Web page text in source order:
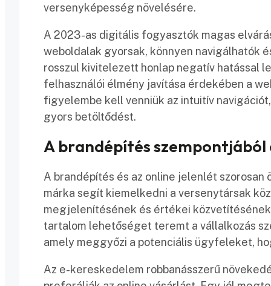
versenyképesség növelésére.
A 2023-as digitális fogyasztók magas
weboldalak gyorsak, könnyen navigálhatók
rosszul kivitelezett honlap negatív hatással
felhasználói élmény javítása érdekében a
figyelembe kell venniük az intuitív
gyors betöltődést.
A brandépítés
A brandépítés és az online jelenlét
márka segít kiemelkedni a versenytársak
megjelenítésének és értékei
tartalom lehetőséget teremt a vállalkozás
amely meggyőzi a potenciális ügyfeleket,
Az e-kereskedelem robbanásszerű